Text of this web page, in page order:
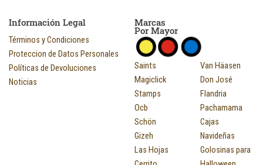
Información Legal
Términos y Condiciones
Proteccion de Datos Personales
Políticas de Devoluciones
Noticias
Marcas
Por Mayor
Saints
Magiclick
Stamps
Ocb
Schön
Gizeh
Las Hojas
Van Häasen
Don José
Flandria
Pachamama
Cajas
Navideñas
Golosinas para